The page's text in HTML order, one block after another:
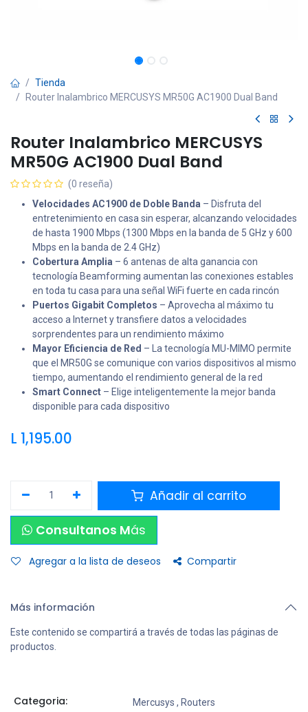
Tienda
Router Inalambrico MERCUSYS MR50G AC1900 Dual Band
Router Inalambrico MERCUSYS
MR50G AC1900 Dual Band
(0 reseña)
Velocidades AC1900 de Doble Banda – Disfruta del
entretenimiento en casa sin esperar, alcanzando velocidades
de hasta 1900 Mbps (1300 Mbps en la banda de 5 GHz y 600
Mbps en la banda de 2.4 GHz)
Cobertura Amplia – 6 antenas de alta ganancia con
tecnología Beamforming aumentan las conexiones estables
en toda tu casa para una señal WiFi fuerte en cada rincón
Puertos Gigabit Completos – Aprovecha al máximo tu
acceso a Internet y transfiere datos a velocidades
sorprendentes para un rendimiento máximo
Mayor Eficiencia de Red – La tecnología MU-MIMO permite
que el MR50G se comunique con varios dispositivos al mismo
tiempo, aumentando el rendimiento general de la red
Smart Connect – Elige inteligentemente la mejor banda
disponible para cada dispositivo
L 1,195.00
Añadir al carrito
Consultanos Más
Agregar a la lista de deseos Compartir
Más información
Este contenido se compartirá a través de todas las páginas de
productos.
Categoria: Mercusys , Routers